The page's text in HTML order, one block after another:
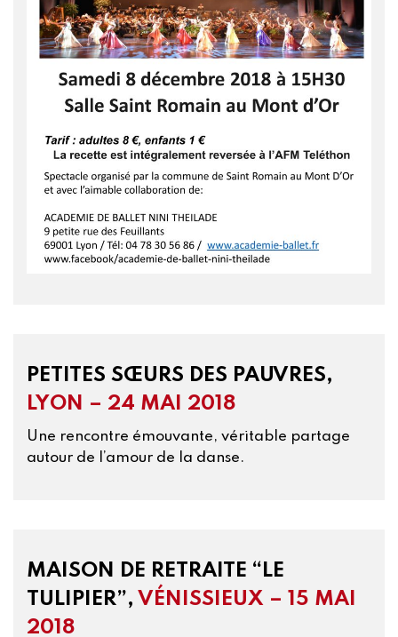
PETITES SŒURS DES PAUVRES,
LYON – 24 MAI 2018
Une rencontre émouvante, véritable partage
autour de l’amour de la danse.
MAISON DE RETRAITE “LE
TULIPIER”, VÉNISSIEUX – 15 MAI
2018